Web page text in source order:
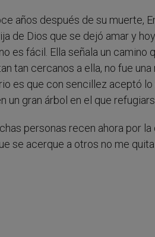
años después de su muerte,
de Dios que se dejó amar y
es fácil. Ella señala un camino
tan cercanos a ella, no fue una
es que con sencillez aceptó lo
gran árbol en el que
personas recen ahora por la
se acerque a otros no me